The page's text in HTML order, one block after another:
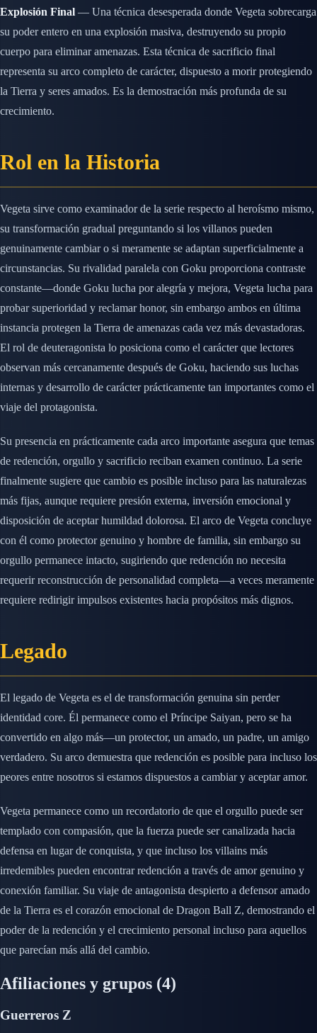
Explosión Final — Una técnica desesperada donde Vegeta sobrecarga
su poder entero en una explosión masiva, destruyendo su propio
cuerpo para eliminar amenazas. Esta técnica de sacrificio final
representa su arco completo de carácter, dispuesto a morir protegiendo
la Tierra y seres amados. Es la demostración más profunda de su
crecimiento.
Rol en la Historia
Vegeta sirve como examinador de la serie respecto al heroísmo mismo,
su transformación gradual preguntando si los villanos pueden
genuinamente cambiar o si meramente se adaptan superficialmente a
circunstancias. Su rivalidad paralela con Goku proporciona contraste
constante—donde Goku lucha por alegría y mejora, Vegeta lucha para
probar superioridad y reclamar honor, sin embargo ambos en última
instancia protegen la Tierra de amenazas cada vez más devastadoras.
El rol de deuteragonista lo posiciona como el carácter que lectores
observan más cercanamente después de Goku, haciendo sus luchas
internas y desarrollo de carácter prácticamente tan importantes como el
viaje del protagonista.
Su presencia en prácticamente cada arco importante asegura que temas
de redención, orgullo y sacrificio reciban examen continuo. La serie
finalmente sugiere que cambio es posible incluso para las naturalezas
más fijas, aunque requiere presión externa, inversión emocional y
disposición de aceptar humildad dolorosa. El arco de Vegeta concluye
con él como protector genuino y hombre de familia, sin embargo su
orgullo permanece intacto, sugiriendo que redención no necesita
requerir reconstrucción de personalidad completa—a veces meramente
requiere redirigir impulsos existentes hacia propósitos más dignos.
Legado
El legado de Vegeta es el de transformación genuina sin perder
identidad core. Él permanece como el Príncipe Saiyan, pero se ha
convertido en algo más—un protector, un amado, un padre, un amigo
verdadero. Su arco demuestra que redención es posible para incluso los
peores entre nosotros si estamos dispuestos a cambiar y aceptar amor.
Vegeta permanece como un recordatorio de que el orgullo puede ser
templado con compasión, que la fuerza puede ser canalizada hacia
defensa en lugar de conquista, y que incluso los villains más
irredemibles pueden encontrar redención a través de amor genuino y
conexión familiar. Su viaje de antagonista despierto a defensor amado
de la Tierra es el corazón emocional de Dragon Ball Z, demostrando el
poder de la redención y el crecimiento personal incluso para aquellos
que parecían más allá del cambio.
Afiliaciones y grupos (4)
Guerreros Z